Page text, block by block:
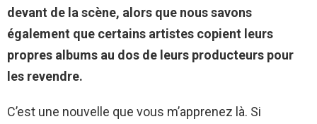
devant de la scène, alors que nous savons
également que certains artistes copient leurs
propres albums au dos de leurs producteurs pour
les revendre.
C’est une nouvelle que vous m’apprenez là. Si